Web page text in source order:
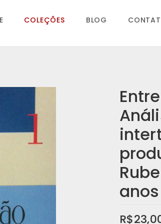
COLEÇÕES BLOG
R$